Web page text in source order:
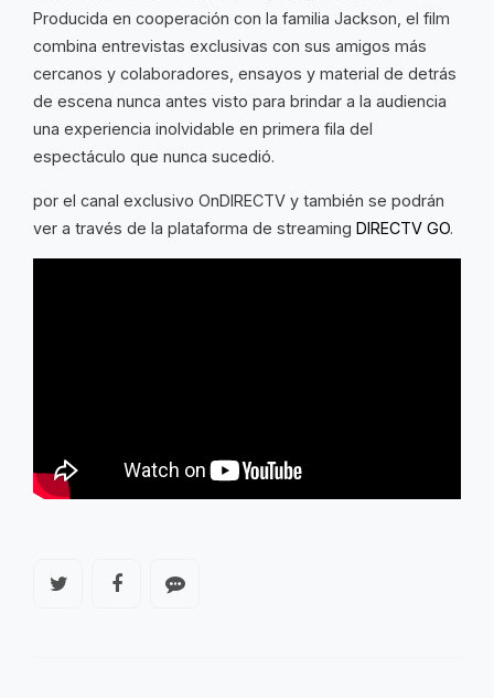
Producida en cooperación con la familia Jackson, el film
combina entrevistas exclusivas con sus amigos más
cercanos y colaboradores, ensayos y material de detrás
de escena nunca antes visto para brindar a la audiencia
una experiencia inolvidable en primera fila del
espectáculo que nunca sucedió.
por el canal exclusivo OnDIRECTV y también se podrán
ver a través de la plataforma de streaming DIRECTV GO.